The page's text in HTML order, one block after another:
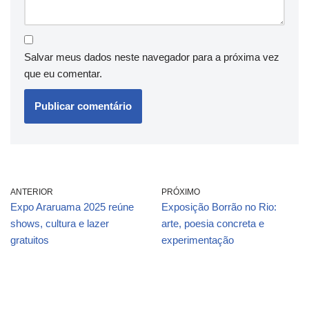
Salvar meus dados neste navegador para a próxima vez
que eu comentar.
ANTERIOR
Expo Araruama 2025 reúne
shows, cultura e lazer
gratuitos
PRÓXIMO
Exposição Borrão no Rio:
arte, poesia concreta e
experimentação